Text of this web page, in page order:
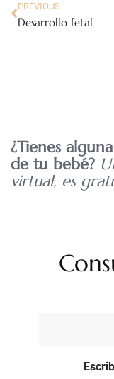
PREVIOUS
Desarrollo fetal
¿Tienes
de tu bebé?
virtual, es